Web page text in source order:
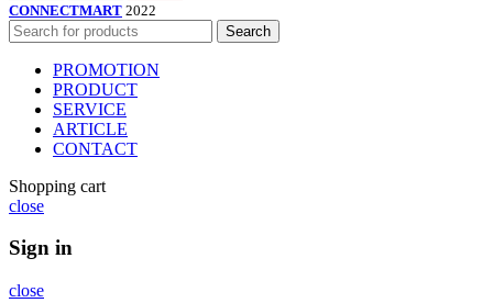
CONNECTMART 2022
Search
PROMOTION
PRODUCT
SERVICE
ARTICLE
CONTACT
Shopping cart
close
Sign in
close